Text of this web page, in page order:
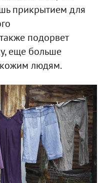
прикрытием для
подорвет
еще больше
людям.